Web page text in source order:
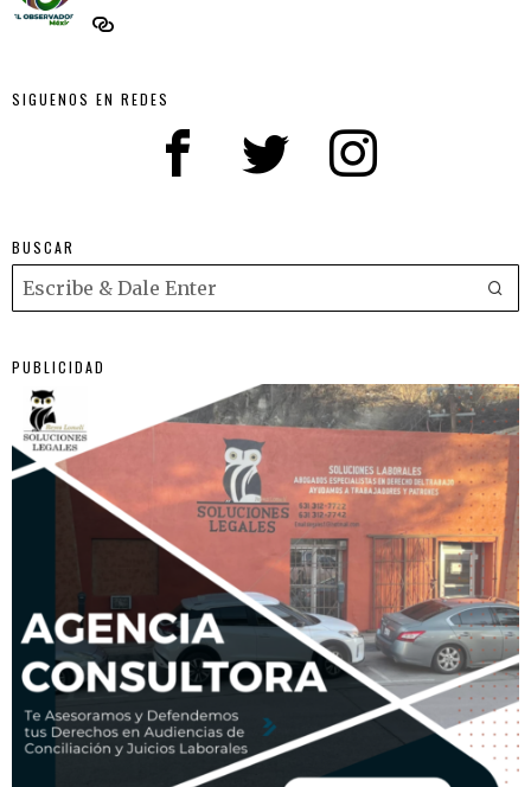
SIGUENOS EN REDES
BUSCAR
PUBLICIDAD